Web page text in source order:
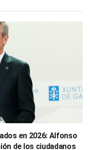
en 2026: Alfonso
de los ciudadanos